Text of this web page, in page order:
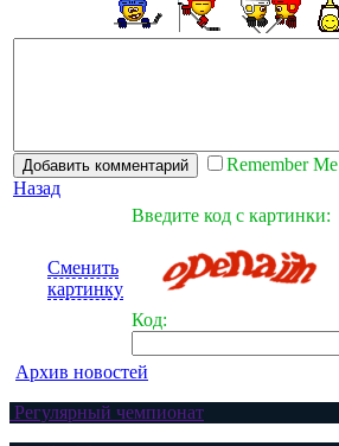
Remember Me
Назад
Сменить
картинку
Введите код с картинки:
Код:
Архив новостей
Регулярный чемпионат